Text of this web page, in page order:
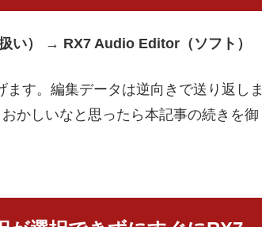
い） → RX7 Audio Editor（ソフト）
す。編集データは逆向きで送り返しま
かしいなと思ったら本記事の続きを御